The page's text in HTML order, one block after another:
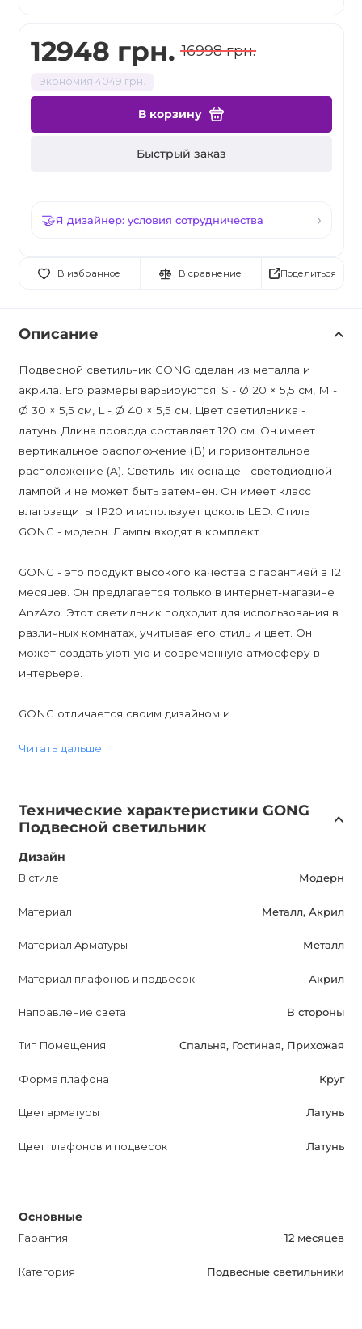
12948 грн. 16998 грн.
Экономия 4049 грн.
В корзину
Быстрый заказ
Я дизайнер: условия сотрудничества
В избранное В сравнение Поделиться
Описание
Подвесной светильник GONG сделан из металла и
акрила. Его размеры варьируются: S - Ø 20 × 5,5 см, M -
Ø 30 × 5,5 см, L - Ø 40 × 5,5 см. Цвет светильника -
латунь. Длина провода составляет 120 см. Он имеет
вертикальное расположение (B) и горизонтальное
расположение (A). Светильник оснащен светодиодной
лампой и не может быть затемнен. Он имеет класс
влагозащиты IP20 и использует цоколь LED. Стиль
GONG - модерн. Лампы входят в комплект.
GONG - это продукт высокого качества с гарантией в 12
месяцев. Он предлагается только в интернет-магазине
AnzAzo. Этот светильник подходит для использования в
различных комнатах, учитывая его стиль и цвет. Он
может создать уютную и современную атмосферу в
интерьере.
GONG отличается своим дизайном и
дополнением к вашему интерьеру и станет фокусным
Вы можете купить GONG в Украине с доставкой по
всей стране. AnzAzo предлагает лучшие цены и скидки
на дизайнерское освещение. Улучшите свою жизнь с
Будьте уверены, что он привлечет внимание всех, кто
Читать дальше
Технические характеристики GONG
Подвесной светильник
Дизайн
В стиле Модерн
Материал Металл, Акрил
Материал Арматуры Металл
Материал плафонов и подвесок Акрил
Направление света В стороны
Тип Помещения Спальня, Гостиная, Прихожая
Форма плафона Круг
Цвет арматуры Латунь
Цвет плафонов и подвесок Латунь
Основные
Гарантия 12 месяцев
Категория Подвесные светильники